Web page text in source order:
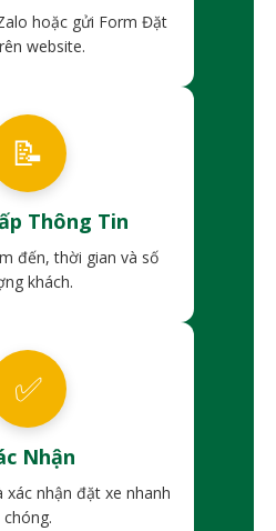
hoặc gửi Form Đặt
website.
📝
Thông Tin
đến, thời gian và số
khách.
✅
Nhận
xác nhận đặt xe nhanh
chóng.